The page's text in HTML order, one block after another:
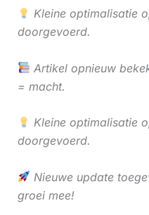
Kleine optimalisatie
doorgevoerd.
Artikel opnieuw
= macht.
Kleine optimalisatie
doorgevoerd.
Nieuwe update
groei mee!